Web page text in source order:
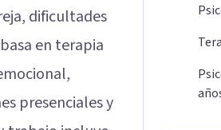
dificultades
en terapia
presenciales y